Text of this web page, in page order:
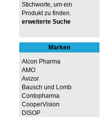
Stichworte, um ein
Produkt zu finden.
erweiterte Suche
Marken
Alcon Pharma
AMO
Avizor
Bausch und Lomb
Contopharma
CooperVision
DISOP